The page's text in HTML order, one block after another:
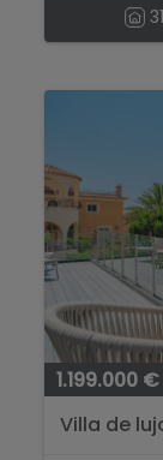
1.199.000 €
Villa de